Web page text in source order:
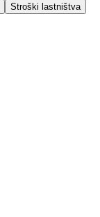
Stroški lastništva